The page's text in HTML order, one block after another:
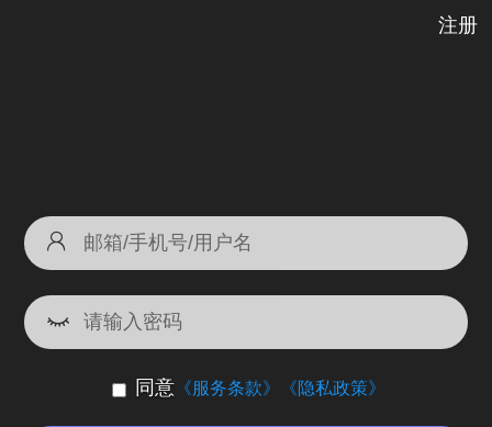
注册
同意《服务条款》 《隐私政策》